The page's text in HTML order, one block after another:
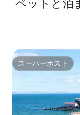
ペットと泊
スーパーホスト
スーパーホスト